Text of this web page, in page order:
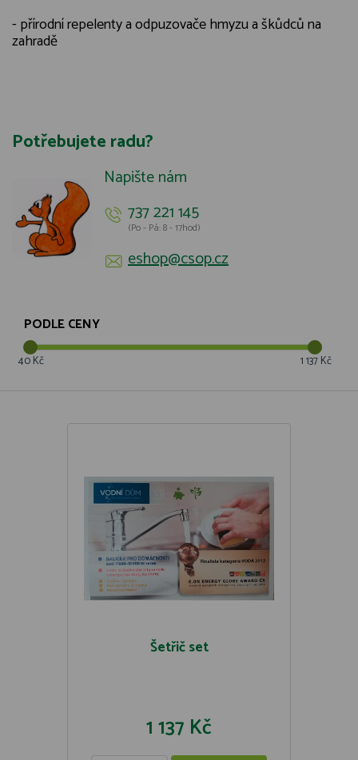
- přírodní repelenty a odpuzovače hmyzu a škůdců na
zahradě
Potřebujete radu?
Napište nám
737 221 145
(Po - Pá: 8 - 17hod)
eshop@csop.cz
PODLE CENY
40 Kč 1 137 Kč
Šetřič set
1 137 Kč